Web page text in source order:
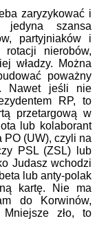
zaryzykować i
jedyna szansa
partyjniaków i
rotacji nierobów,
władzy. Można
poważny
Nawet jeśli nie
RP, to
przetargową w
lub kolaborant
PO (UW), czyli na
PSL (ZSL) lub
Judasz wchodzi
lub anty-polak
kartę. Nie ma
do Korwinów,
zło, to